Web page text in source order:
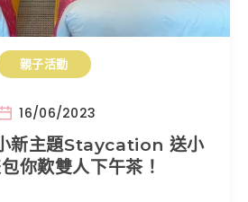
親子活動
16/06/2023
新主題Staycation 送小
你歎雙人下午茶！